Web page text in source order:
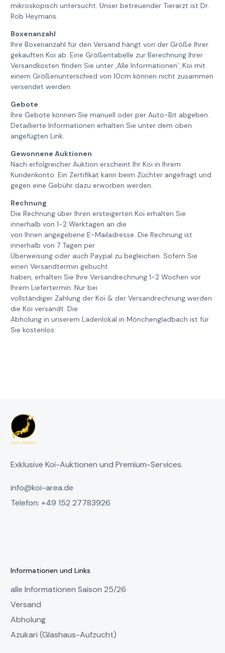
mikroskopisch untersucht. Unser betreuender Tierarzt ist Dr.
Rob Heymans.
Boxenanzahl
Ihre Boxenanzahl für den Versand hängt von der Größe Ihrer
gekauften Koi ab. Eine Größentabelle zur Berechnung Ihrer
Versandkosten finden Sie unter ‚Alle Informationen‘. Koi mit
einem Größenunterschied von 10cm können nicht zusammen
versendet werden.
Gebote
Ihre Gebote können Sie manuell oder per Auto-Bit abgeben.
Detaillierte Informationen erhalten Sie unter dem oben
angefügten Link.
Gewonnene Auktionen
Nach erfolgreicher Auktion erscheint Ihr Koi in Ihrem
Kundenkonto. Ein Zertifikat kann beim Züchter angefragt und
gegen eine Gebühr dazu erworben werden.
Rechnung
Die Rechnung über Ihren ersteigerten Koi erhalten Sie
innerhalb von 1-2 Werktagen an die
von Ihnen angegebene E-Mailadresse. Die Rechnung ist
innerhalb von 7 Tagen per
Überweisung oder auch Paypal zu begleichen. Sofern Sie
einen Versandtermin gebucht
haben, erhalten Sie Ihre Versandrechnung 1-2 Wochen vor
Ihrem Liefertermin. Nur bei
vollständiger Zahlung der Koi & der Versandrechnung werden
die Koi versandt. Die
Abholung in unserem Ladenlokal in Mönchengladbach ist für
Sie kostenlos.
Exklusive Koi-Auktionen und Premium-Services.
info@koi-area.de
Telefon: +49 152 27783926
Informationen und Links
alle Informationen Saison 25/26
Versand
Abholung
Azukari (Glashaus-Aufzucht)